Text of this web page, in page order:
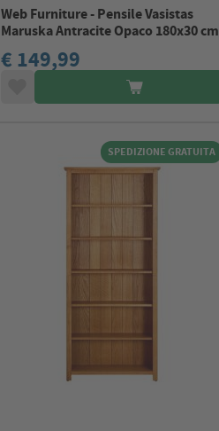
Web Furniture - Pensile Vasistas
Maruska Antracite Opaco 180x30 cm
€ 149,99
SPEDIZIONE GRATUITA